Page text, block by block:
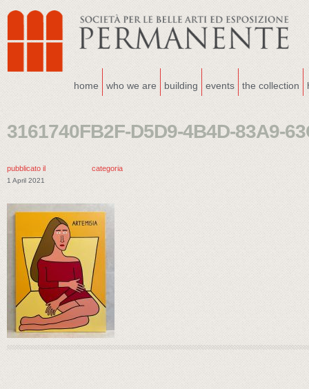
home who we are building events the collection
3161740FB2F-D5D9-4B4D-83A9-
pubblicato il
1 April 2021
categoria